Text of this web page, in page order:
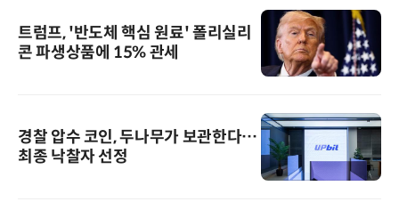
트럼프, '반도체 핵심 원료' 폴리실리
콘 파생상품에 15% 관세
경찰 압수 코인, 두나무가 보관한다…
최종 낙찰자 선정